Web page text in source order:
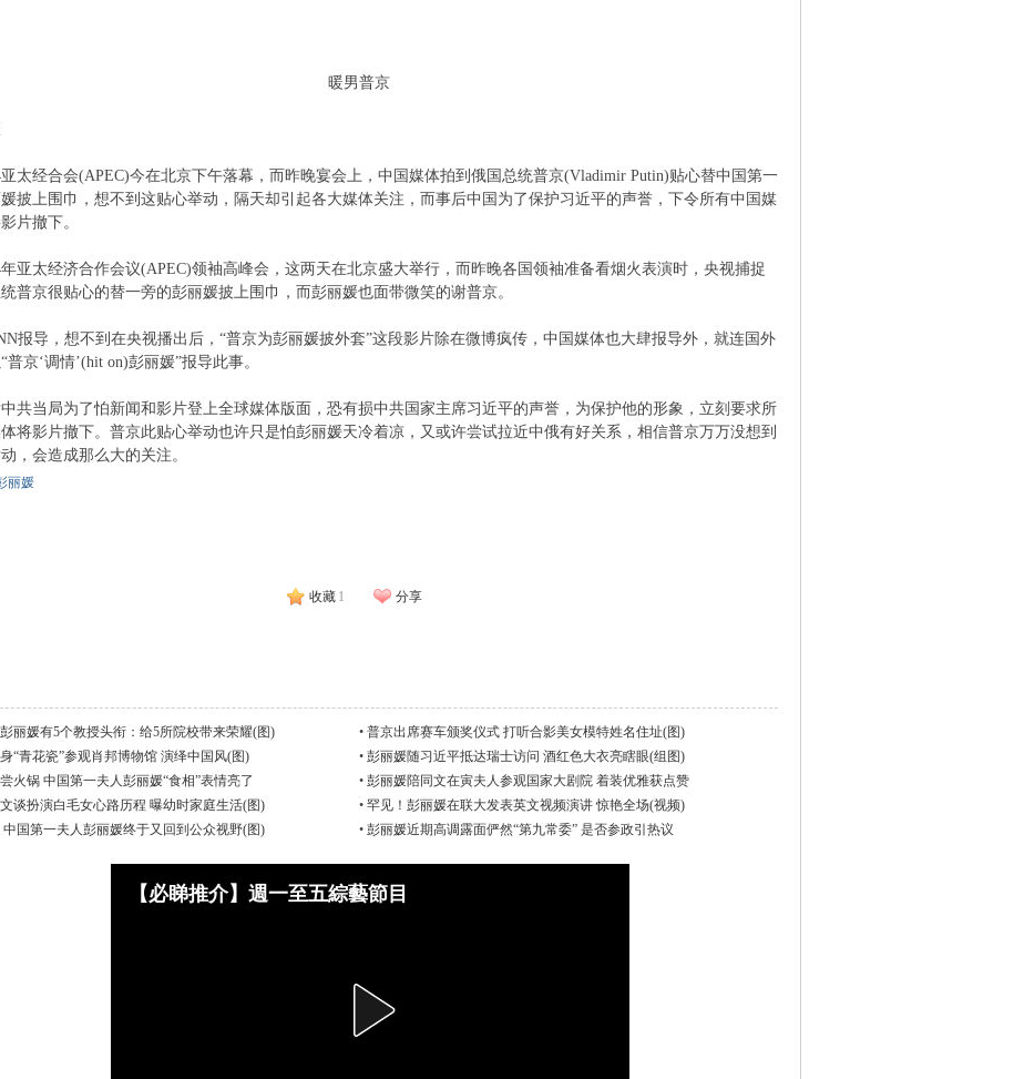
暖男普京
经合会(APEC)今在北京下午落幕，而昨晚宴会上，中国媒体拍到俄国总统普京(Vladimir Putin)贴心替中国第一
披上围巾，想不到这贴心举动，隔天却引起各大媒体关注，而事后中国为了保护习近平的声誉，下令所有中国媒
片撤下。
太经济合作会议(APEC)领袖高峰会，这两天在北京盛大举行，而昨晚各国领袖准备看烟火表演时，央视捕捉
普京很贴心的替一旁的彭丽媛披上围巾，而彭丽媛也面带微笑的谢普京。
导，想不到在央视播出后，“普京为彭丽媛披外套”这段影片除在微博疯传，中国媒体也大肆报导外，就连国外
普京‘调情’(hit on)彭丽媛”报导此事。
当局为了怕新闻和影片登上全球媒体版面，恐有损中共国家主席习近平的声誉，为保护他的形象，立刻要求所
将影片撤下。普京此贴心举动也许只是怕彭丽媛天冷着凉，又或许尝试拉近中俄有好关系，相信普京万万没想到
，会造成那么大的关注。
丽媛
收藏 1 分享
丽媛有5个教授头衔：给5所院校带来荣耀(图) • 普京出席赛车颁奖仪式 打听合影美女模特姓名住址(图)
“青花瓷”参观肖邦博物馆 演绎中国风(图) • 彭丽媛随习近平抵达瑞士访问 酒红色大衣亮瞎眼(组图)
火锅 中国第一夫人彭丽媛“食相”表情亮了 • 彭丽媛陪同文在寅夫人参观国家大剧院 着装优雅获点赞
谈扮演白毛女心路历程 曝幼时家庭生活(图) • 罕见！彭丽媛在联大发表英文视频演讲 惊艳全场(视频)
中国第一夫人彭丽媛终于又回到公众视野(图) • 彭丽媛近期高调露面俨然“第九常委” 是否参政引热议
【必睇推介】週一至五綜藝節目